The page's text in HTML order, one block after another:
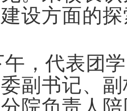
设方面的
午，代表团
副书记、